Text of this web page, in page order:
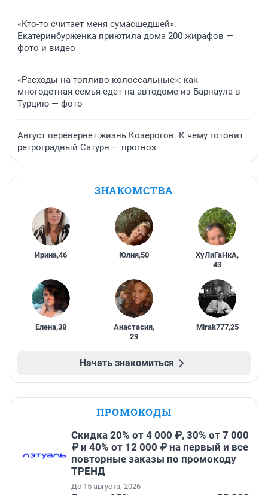
«Кто-то считает меня сумасшедшей».
Екатеринбурженка приютила дома 200 жирафов —
фото и видео
«Расходы на топливо колоссальные»: как
многодетная семья едет на автодоме из Барнаула в
Турцию — фото
Август перевернет жизнь Козерогов. К чему готовит
ретроградный Сатурн — прогноз
ЗНАКОМСТВА
Ирина,46 Юлия,50 ХуЛиГаНкА,
43
Елена,38 Анастасия,
29
Mirak777,25
Начать знакомиться
ПРОМОКОДЫ
Скидка 20% от 4 000 ₽, 30% от 7 000
₽ и 40% от 12 000 ₽ на первый и все
повторные заказы по промокоду
ТРЕНД
До 15 августа, 2026